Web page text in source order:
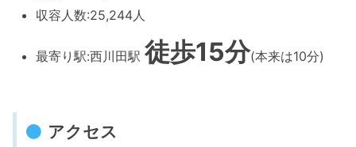
収容人数:25,244人
最寄り駅:西川田駅徒歩15分(本来は10分)
アクセス